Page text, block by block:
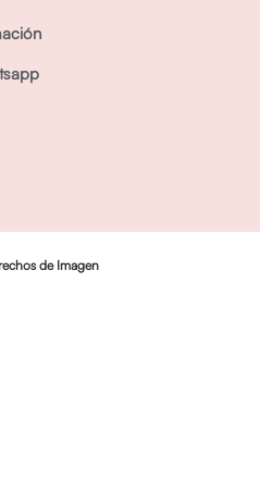
de Imagen